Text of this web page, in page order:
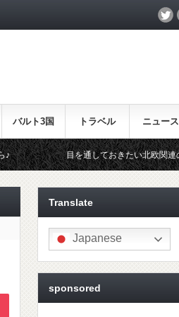
バルト3国 トラベル ニュース
目を通しておきたい北欧関連のイベント！
Translate
Japanese
sponsored